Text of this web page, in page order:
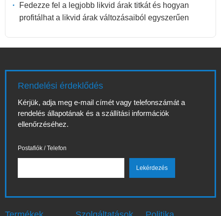
Fedezze fel a legjobb likvid árak titkát és hogyan
profitálhat a likvid árak változásaiból egyszerűen
Rendelési érdeklődés
Kérjük, adja meg e-mail címét vagy telefonszámát a
rendelés állapotának és a szállítási információk
ellenőrzéséhez.
Postafiók / Telefon